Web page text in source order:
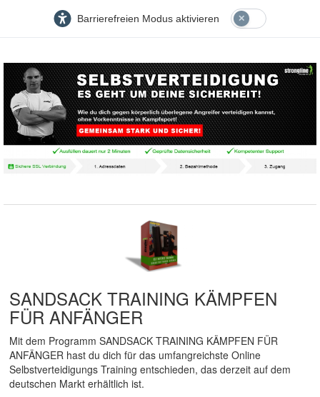
Barrierefreien Modus aktivieren
SANDSACK TRAINING KÄMPFEN
FÜR ANFÄNGER
Mit dem Programm SANDSACK TRAINING KÄMPFEN FÜR
ANFÄNGER hast du dich für das umfangreichste Online
Selbstverteidigungs Training entschieden, das derzeit auf dem
deutschen Markt erhältlich ist.